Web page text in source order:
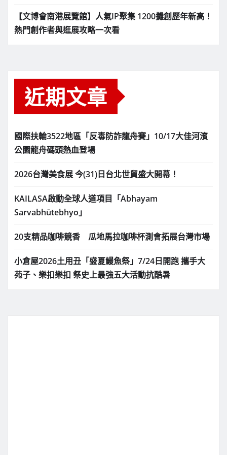
【文博會南港展覽館】人氣IP聚集 1200攤創歷年新高！
熱門創作者與逛展攻略一次看
近期文章
國際扶輪3522地區「反毒防詐龍舟賽」10/17大佳河濱
公園龍舟碼頭熱血登場
2026台灣美食展 今(31)日台北世貿盛大開幕！
KAILASA啟動全球人道項目「Abhayam
Sarvabhūtebhyo」
20支精品咖啡競香 瓜地馬拉咖啡杯測會拓展台灣市場
小倉屋2026土用丑「盛夏鰻魚祭」7/24日開跑 攜手大
苑子、樂扣樂扣 祭史上最強五大活動抗酷暑